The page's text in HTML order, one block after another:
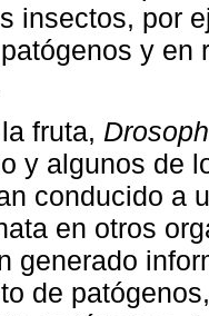
insectos, por
y en
fruta,
y algunos de
conducido a
en otros
generado
de